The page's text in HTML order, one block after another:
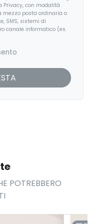
Privacy, con modalità
mezzo posta ordinaria o
SMS, sistemi di
canale informatico (es.
POTREBBERO